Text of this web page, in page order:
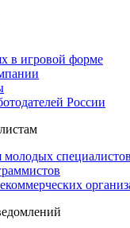
в игровой форме
России
молодых специалистов